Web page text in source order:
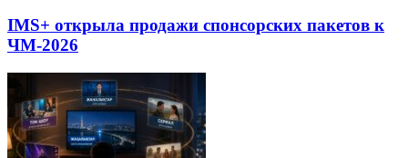
IMS+ открыла продажи спонсорских пакетов к
ЧМ-2026